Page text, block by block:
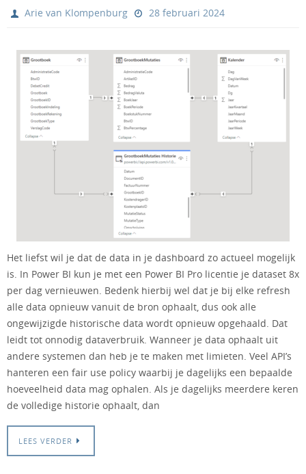
Arie van Klompenburg 28 februari 2024
Het liefst wil je dat de data in je dashboard zo actueel mogelijk
is. In Power BI kun je met een Power BI Pro licentie je dataset 8x
per dag vernieuwen. Bedenk hierbij wel dat je bij elke refresh
alle data opnieuw vanuit de bron ophaalt, dus ook alle
ongewijzigde historische data wordt opnieuw opgehaald. Dat
leidt tot onnodig dataverbruik. Wanneer je data ophaalt uit
andere systemen dan heb je te maken met limieten. Veel API’s
hanteren een fair use policy waarbij je dagelijks een bepaalde
hoeveelheid data mag ophalen. Als je dagelijks meerdere keren
de volledige historie ophaalt, dan
LEES VERDER